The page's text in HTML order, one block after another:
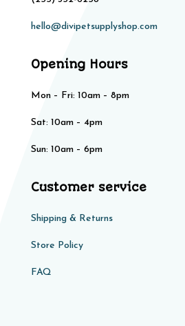
hello@divipetsupplyshop.com
Opening Hours
Mon – Fri: 10am – 8pm
Sat: 10am – 4pm​​
Sun: 10am – 6pm
Customer service
Shipping & Returns
Store Policy​​
FAQ